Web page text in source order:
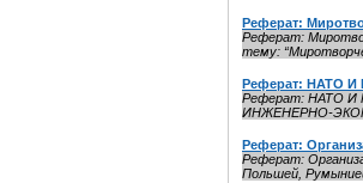
Реферат:
Реферат:
тему:
Реферат: НАТО
Реферат: НАТО И
ИНЖЕНЕРНО-
Реферат:
Реферат:
Польшей,